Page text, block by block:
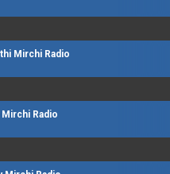
Mirchi Radio
Mirchi Radio